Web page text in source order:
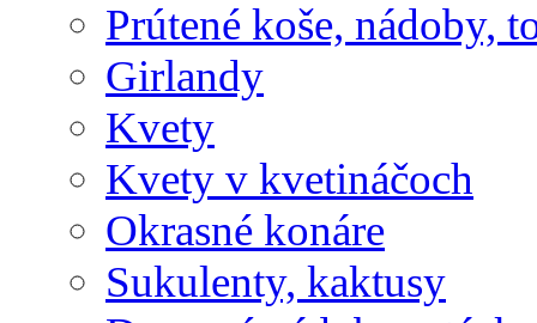
Prútené koše, nádoby,
Girlandy
Kvety
Kvety v kvetináčoch
Okrasné konáre
Sukulenty, kaktusy